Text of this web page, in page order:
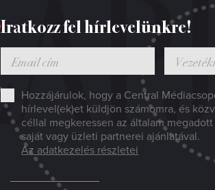
Iratkozz fel hírlevelünkre!
Hozzájárulok, hogy a Central
hírlevel(ek)et küldjön számomra, és
céllal megkeressen az általam
saját vagy üzleti partnerei ajánlatával.
Az adatkezelés részletei